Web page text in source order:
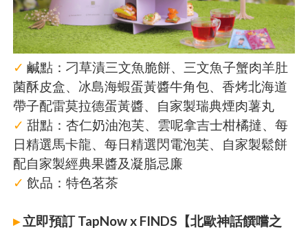
✓ 鹹點：刁草漬三文魚脆餅、三文魚子蟹肉羊肚
菌酥皮盒、冰島海蝦蛋黃醬牛角包、香烤北海道
帶子配雷莫拉德蛋黃醬、自家製瑞典煙肉薯丸
✓ 甜點：杏仁奶油泡芙、雲呢拿吉士柑橘撻、每
日精選馬卡龍、每日精選閃電泡芙、自家製鬆餅
配自家製經典果醬及凝脂忌廉
✓ 飲品：特色茗茶
▸立即預訂 TapNow x FINDS【北歐神話饌嚐之